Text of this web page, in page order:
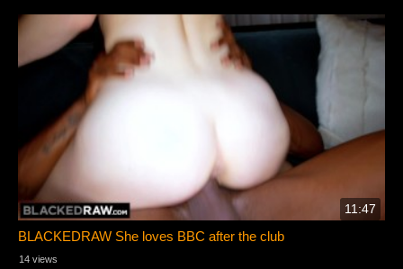
11:47
BLACKEDRAW She loves BBC after the club
14 views